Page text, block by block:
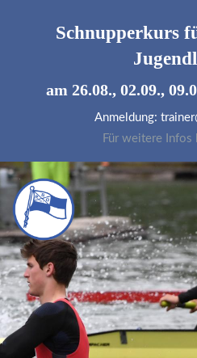
Schnupperkurs
am 26.08., 02.09.,
Anmeldung:
Für weitere Infos